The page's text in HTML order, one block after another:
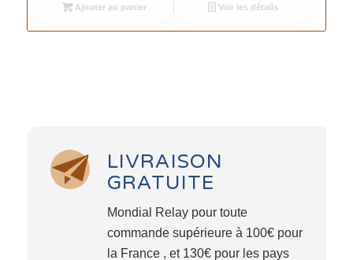
Ajouter au panier Voir les détails
LIVRAISON
GRATUITE
Mondial Relay pour toute
commande supérieure à 100€ pour
la France , et 130€ pour les pays